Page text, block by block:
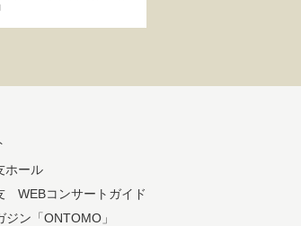
ホール
WEBコンサートガイド
ジン「ONTOMO」